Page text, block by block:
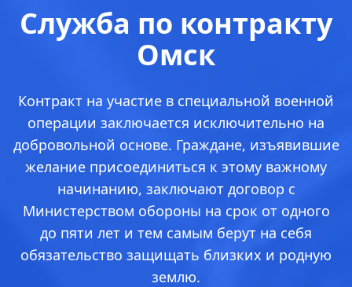
Служба по контракту
Омск
Контракт на участие в специальной военной
операции заключается исключительно на
добровольной основе. Граждане, изъявившие
желание присоединиться к этому важному
начинанию, заключают договор с
Министерством обороны на срок от одного
до пяти лет и тем самым берут на себя
обязательство защищать близких и родную
землю.